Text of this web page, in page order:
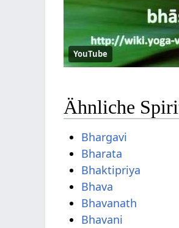
YouTube
Ähnliche
Bhargavi
Bharata
Bhaktipriya
Bhava
Bhavanath
Bhavani